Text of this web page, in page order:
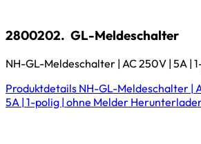
2800202. GL-Meldeschalter
NH-GL-Meldeschalter | AC 250V | 5A |
Produktdetails NH-GL-Meldeschalter |
5A | 1-polig | ohne Melder